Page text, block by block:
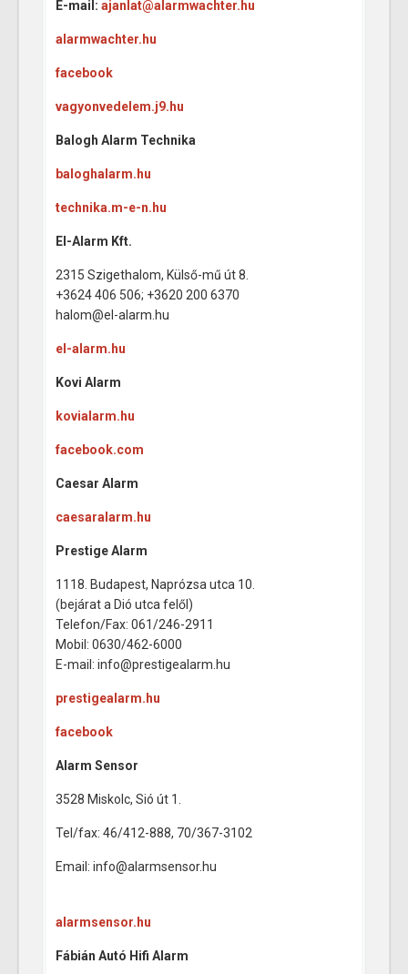
E-mail: ajanlat@alarmwachter.hu
alarmwachter.hu
facebook
vagyonvedelem.j9.hu
Balogh Alarm Technika
baloghalarm.hu
technika.m-e-n.hu
El-Alarm Kft.
2315 Szigethalom, Külső-mű út 8.
+3624 406 506; +3620 200 6370
halom@el-alarm.hu
el-alarm.hu
Kovi Alarm
kovialarm.hu
facebook.com
Caesar Alarm
caesaralarm.hu
Prestige Alarm
1118. Budapest, Naprózsa utca 10.
(bejárat a Dió utca felől)
Telefon/Fax: 061/246-2911
Mobil: 0630/462-6000
E-mail: info@prestigealarm.hu
prestigealarm.hu
facebook
Alarm Sensor
3528 Miskolc, Sió út 1.
Tel/fax: 46/412-888, 70/367-3102
Email: info@alarmsensor.hu
alarmsensor.hu
Fábián Autó Hifi Alarm